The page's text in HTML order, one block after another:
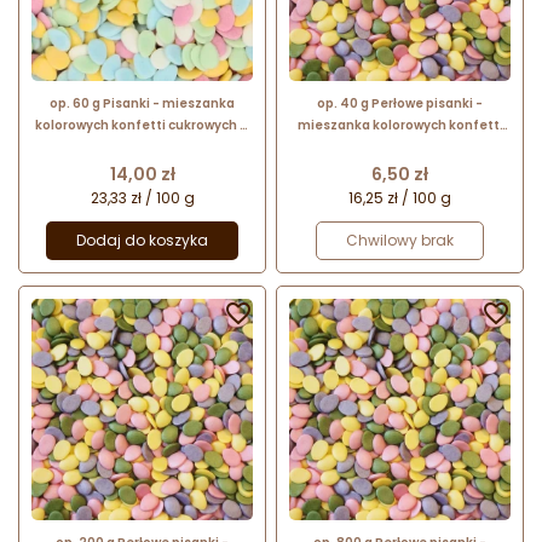
op. 60 g Pisanki - mieszanka
kolorowych konfetti cukrowych w
6-8 mm
Cena
14,00 zł
23,33 zł / 100 g
Dodaj do koszyka
op. 40 g Perłowe pisanki -
mieszanka kolorowych konfetti
- jajka - dł. 6-8 mm
Cena
6,50 zł
16,25 zł / 100 g
Chwilowy brak
 